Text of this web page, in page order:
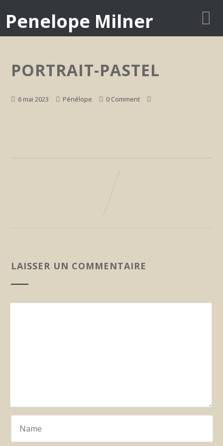
Penelope Milner
PORTRAIT-PASTEL
6 mai 2023 Pénélope 0 Comment
LAISSER UN COMMENTAIRE